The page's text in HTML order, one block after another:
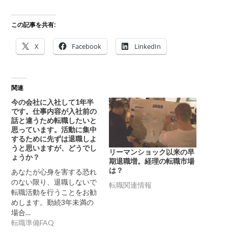
この記事を共有:
X Facebook LinkedIn
関連
今の会社に入社して1年半
です。仕事内容が入社前の
話と違うため転職したいと
思っています。活動に集中
するために先ずは退職しよ
うと思いますが、どうでし
ょうか？
あなたが心身を害する恐れ
のない限り、退職しないで
転職活動を行うことをお勧
めします。勤続3年未満の
場合…
転職準備FAQ
リーマンショック以来の早
期退職増。経理の転職市場
は？
転職関連情報